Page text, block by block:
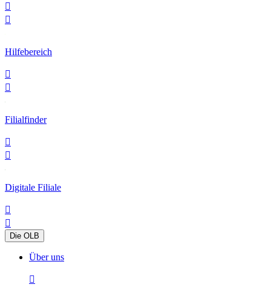


Hilfebereich


Filialfinder


Digitale Filiale


Die OLB
Über uns
